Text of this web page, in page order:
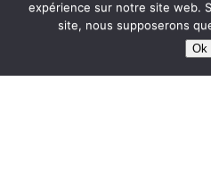
expérience sur notre site web.
site, nous supposerons
Ok